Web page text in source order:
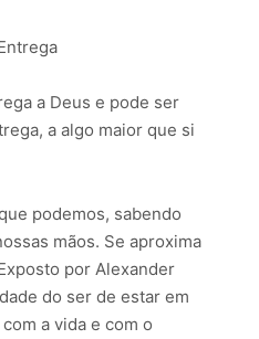
a Deus e pode ser
a algo maior que si
podemos, sabendo
mãos. Se aproxima
por Alexander
do ser de estar em
a vida e com o